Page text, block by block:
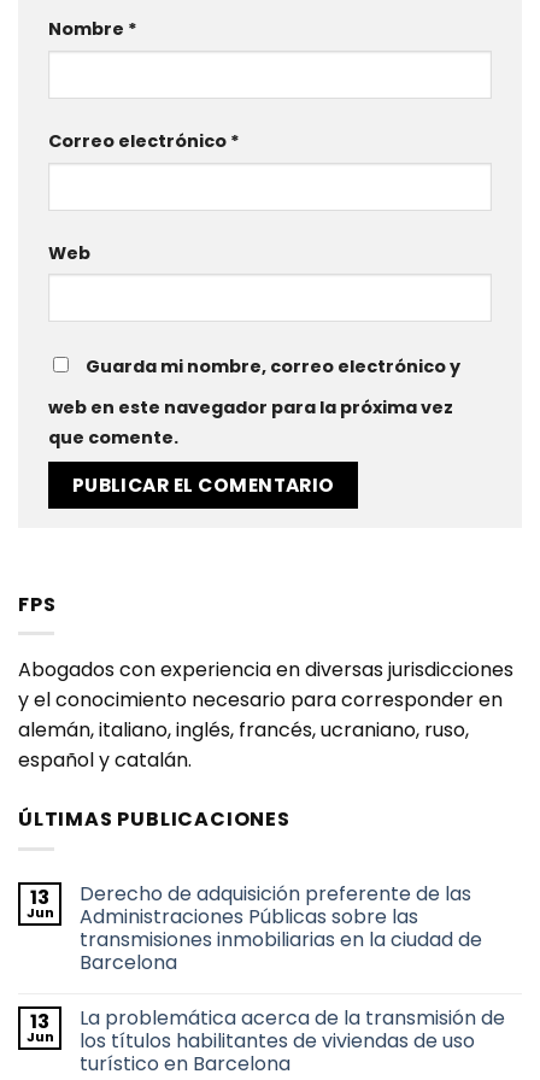
Nombre *
Correo electrónico *
Web
Guarda mi nombre, correo electrónico y
web en este navegador para la próxima vez
que comente.
FPS
Abogados con experiencia en diversas jurisdicciones
y el conocimiento necesario para corresponder en
alemán, italiano, inglés, francés, ucraniano, ruso,
español y catalán.
ÚLTIMAS PUBLICACIONES
13
Jun
Derecho de adquisición preferente de las
Administraciones Públicas sobre las
transmisiones inmobiliarias en la ciudad de
Barcelona
comentarios
en
Derecho
de
13
Jun
La problemática acerca de la transmisión de
los títulos habilitantes de viviendas de uso
turístico en Barcelona